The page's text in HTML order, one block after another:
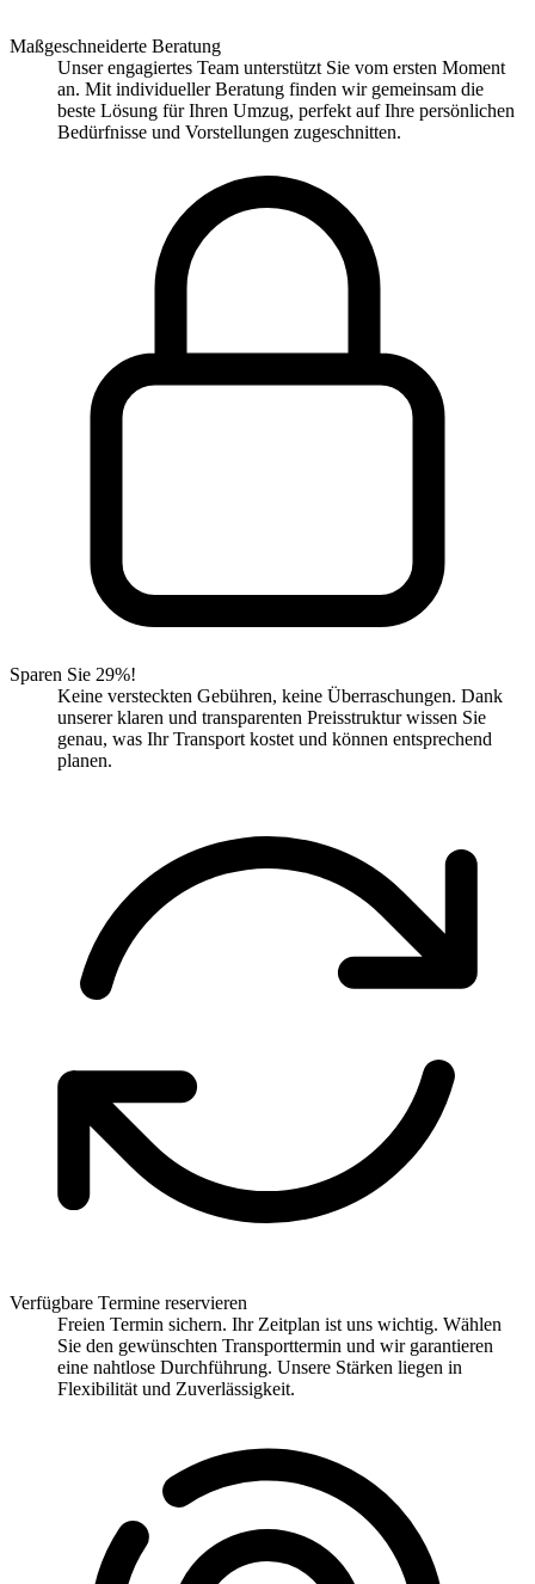
Maßgeschneiderte Beratung
Unser engagiertes Team unterstützt Sie vom ersten Moment
an. Mit individueller Beratung finden wir gemeinsam die
beste Lösung für Ihren Umzug, perfekt auf Ihre persönlichen
Bedürfnisse und Vorstellungen zugeschnitten.
Sparen Sie 29%!
Keine versteckten Gebühren, keine Überraschungen. Dank
unserer klaren und transparenten Preisstruktur wissen Sie
genau, was Ihr Transport kostet und können entsprechend
planen.
Verfügbare Termine reservieren
Freien Termin sichern. Ihr Zeitplan ist uns wichtig. Wählen
Sie den gewünschten Transporttermin und wir garantieren
eine nahtlose Durchführung. Unsere Stärken liegen in
Flexibilität und Zuverlässigkeit.